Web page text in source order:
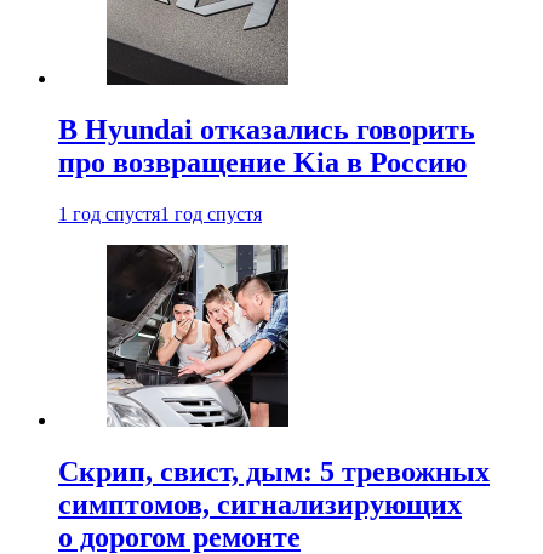
В Hyundai отказались говорить
про возвращение Kia в Россию
1 год спустя1 год спустя
Скрип, свист, дым: 5 тревожных
симптомов, сигнализирующих
о дорогом ремонте